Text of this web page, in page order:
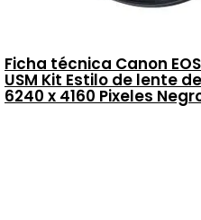
Ficha técnica Canon EOS
USM Kit Estilo de lente
6240 x 4160 Pixeles